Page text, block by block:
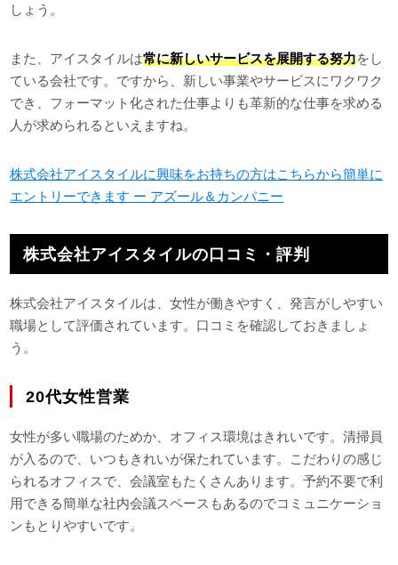
しょう。
また、アイスタイルは常に新しいサービスを展開する努力をし
ている会社です。ですから、新しい事業やサービスにワクワク
でき、フォーマット化された仕事よりも革新的な仕事を求める
人が求められるといえますね。
株式会社アイスタイルに興味をお持ちの方はこちらから簡単に
エントリーできます ー アズール＆カンパニー
株式会社アイスタイルの口コミ・評判
株式会社アイスタイルは、女性が働きやすく、発言がしやすい
職場として評価されています。口コミを確認しておきましょ
う。
20代女性営業
女性が多い職場のためか、オフィス環境はきれいです。清掃員
が入るので、いつもきれいが保たれています。こだわりの感じ
られるオフィスで、会議室もたくさんあります。予約不要で利
用できる簡単な社内会議スペースもあるのでコミュニケーショ
ンもとりやすいです。